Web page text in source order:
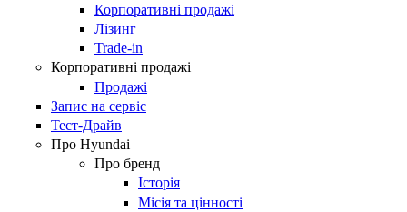
Корпоративні продажі
Лізинг
Trade-in
Корпоративні продажі
Продажі
Запис на сервіс
Тест-Драйв
Про Hyundai
Про бренд
Історія
Місія та цінності